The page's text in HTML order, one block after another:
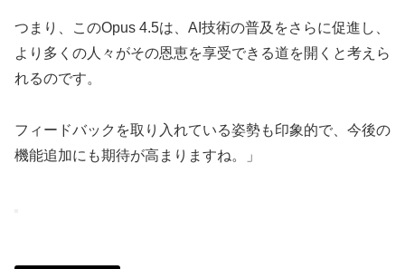
つまり、このOpus 4.5は、AI技術の普及をさらに促進し、
より多くの人々がその恩恵を享受できる道を開くと考えら
れるのです。
フィードバックを取り入れている姿勢も印象的で、今後の
機能追加にも期待が高まりますね。」